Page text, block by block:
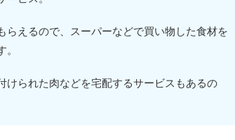
らえるので、スーパーなどで買い物した食材を
けられた肉などを宅配するサービスもあるの